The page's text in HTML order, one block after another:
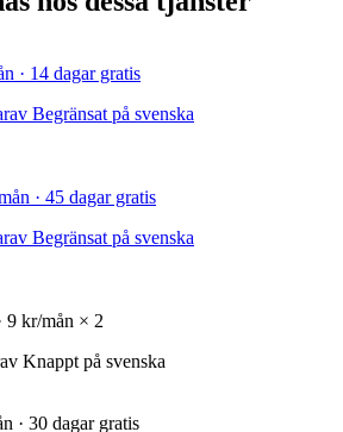
· 14 dagar gratis
Begränsat på svenska
· 45 dagar gratis
Begränsat på svenska
9 kr/mån × 2
Knappt på svenska
· 30 dagar gratis